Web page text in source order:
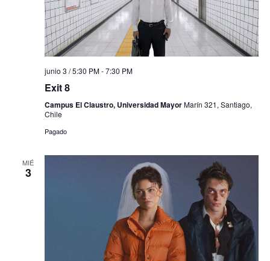
junio 3 / 5:30 PM-7:30 PM
Exit 8
Campus El Claustro, Universidad MayorMarín 321, Santiago,
Chile
Pagado
MIÉ
3